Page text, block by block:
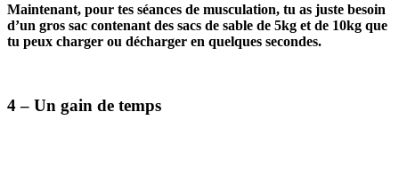
Maintenant, pour tes séances de musculation, tu as juste besoin
d’un gros sac contenant des sacs de sable de 5kg et de 10kg que
tu peux charger ou décharger en quelques secondes.
4 – Un gain de temps